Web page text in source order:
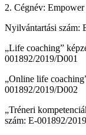
2. Cégnév:
Nyilvántartási szám:
„Life coaching”
001892/2019/D001
„Online life
001892/2019/D002
„Tréneri
szám: E-001892/